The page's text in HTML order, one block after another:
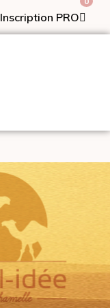
Inscription PRO